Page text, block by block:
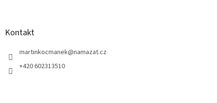
Kontakt
martinkocmanek@namazat.cz
+420 602313510